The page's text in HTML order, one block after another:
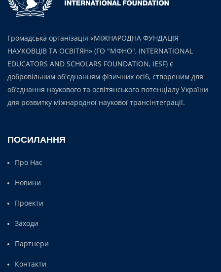
Громадська організація «МІЖНАРОДНА ФУНДАЦІЯ
НАУКОВЦІВ ТА ОСВІТЯН» (ГО "МФНО", INTERNATIONAL
EDUCATORS AND SCHOLARS FOUNDATION, IESF) є
добровільним об'єднанням фізичних осіб, створеним для
об’єднання наукового та освітянського потенціалу України
для розвитку міжнародної наукової трансінтеграції.
ПОСИЛАННЯ
Про Нас
Новини
Проекти
Заходи
Партнери
Контакти